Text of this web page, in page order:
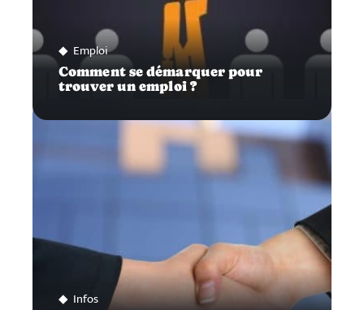
Emploi
Comment se démarquer pour
trouver un emploi ?
Infos